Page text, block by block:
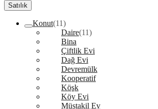
Satılık
Konut(11)
Daire(11)
Bina
Çiftlik Evi
Dağ Evi
Devremülk
Kooperatif
Köşk
Köy Evi
Müstakil Ev